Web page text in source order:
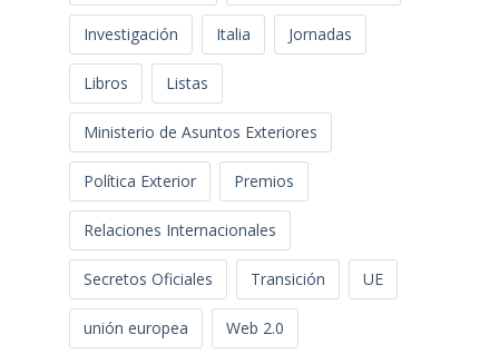
Investigación Italia Jornadas
Libros Listas
Ministerio de Asuntos Exteriores
Política Exterior Premios
Relaciones Internacionales
Secretos Oficiales Transición UE
unión europea Web 2.0